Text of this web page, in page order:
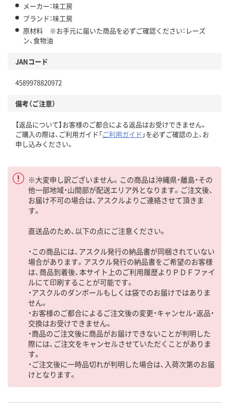
メーカー：味工房
ブランド：味工房
原材料 ※お手元に届いた商品を必ずご確認ください：レーズ
ン、食物油
JANコード
4589978820972
備考（ご注意）
【返品について】お客様のご都合による返品はお受けできません。
ご購入の際は、ご利用ガイド「ご利用ガイド 」を必ずご確認の上、お
申し込みください。
※大変申し訳ございません。この商品は沖縄県・離島・その
他一部地域・山間部が配送エリア外となります。ご注文後、
お届け不可の場合は、アスクルよりご連絡させて頂きま
す。
直送品のため、以下の点にご注意ください。
・この商品には、アスクル発行の納品書が同梱されていない
場合があります。アスクル発行の納品書をご希望のお客様
は、商品到着後、本サイト上のご利用履歴よりＰＤＦファイ
ルにて印刷することが可能です。
・アスクルのダンボールもしくは袋でのお届けではありま
せん。
・お客様のご都合によるご注文後の変更・キャンセル・返品・
交換はお受けできません。
・商品のご注文後に商品がお届けできないことが判明した
際には、ご注文をキャンセルさせていただくことがありま
す。
・ご注文後に一時品切れが判明した場合は、入荷次第のお届
けとなります。